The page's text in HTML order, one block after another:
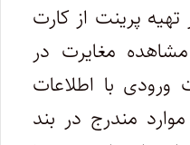
پرینت از کارت
مغایرت در
ورودی با اطلاعات
مندرج در بند